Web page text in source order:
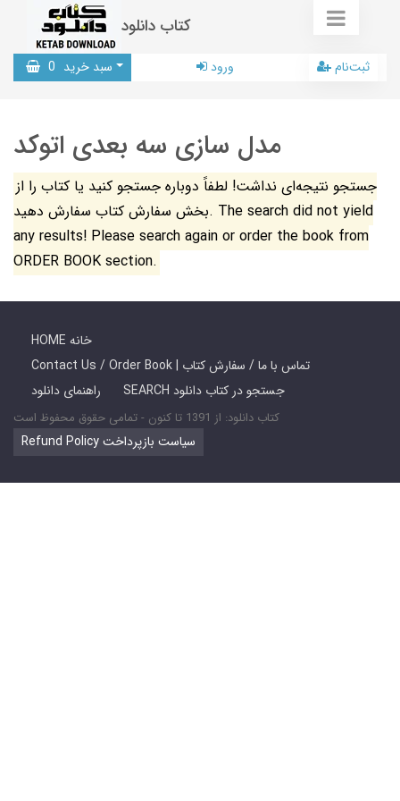
کتاب دانلود
سبد خرید 0 ورود ثبت‌نام
مدل سازی سه بعدی اتوکد
جستجو نتیجه‌ای نداشت! لطفاً دوباره جستجو کنید یا کتاب را از
بخش سفارش کتاب سفارش دهید. The search did not yield
any results! Please search again or order the book from
ORDER BOOK section.
HOME خانه
Contact Us / Order Book | تماس با ما / سفارش کتاب
راهنمای دانلود
SEARCH جستجو در کتاب دانلود
کتاب دانلود: از 1391 تا کنون - تمامی حقوق محفوظ است
Refund Policy سیاست بازپرداخت